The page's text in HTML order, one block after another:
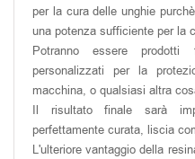
per la cura delle unghie
una potenza sufficiente per la
Potranno essere prodotti
personalizzati per la
macchina, o qualsiasi altra
Il risultato finale sarà
perfettamente curata, liscia
L'ulteriore vantaggio della